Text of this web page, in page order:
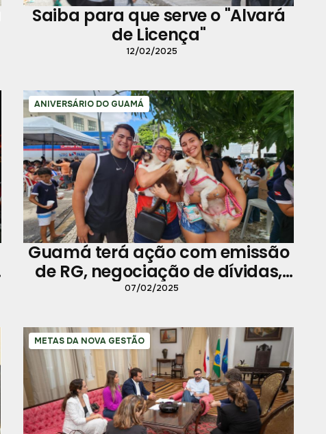
Saiba para que serve o "Alvará
de Licença"
12/02/2025
ANIVERSÁRIO DO GUAMÁ
Guamá terá ação com emissão
de RG, negociação de dívidas,
vacinação e mais
07/02/2025
METAS DA NOVA GESTÃO